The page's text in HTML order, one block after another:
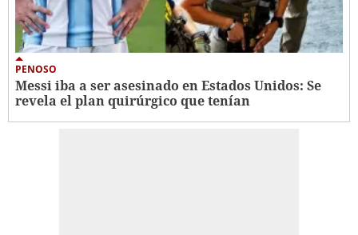
PENOSO
Messi iba a ser asesinado en Estados Unidos: Se
revela el plan quirúrgico que tenían